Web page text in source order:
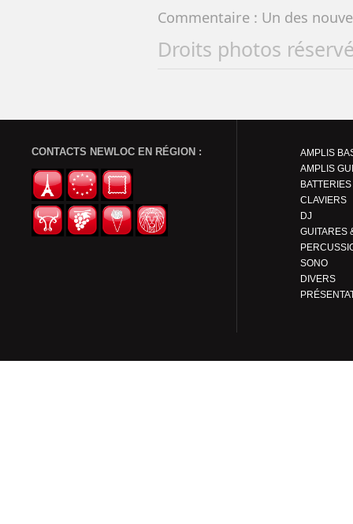
Commentaire : Un des
Droits photos
CONTACTS NEWLOC EN RÉGION :
AMPLIS
AMPLIS
BATTERIES
CLAVIERS
DJ
SONO
DIVERS